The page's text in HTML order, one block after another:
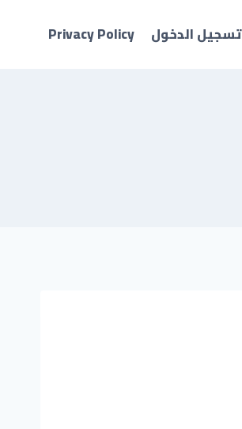
تسجيل الدخول Privacy Policy